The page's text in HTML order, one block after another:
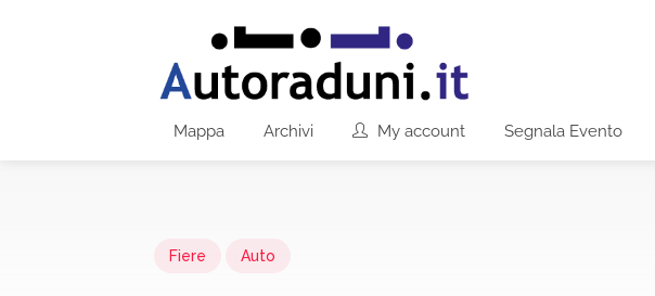
Mappa Archivi My account Segnala Evento
Fiere Auto